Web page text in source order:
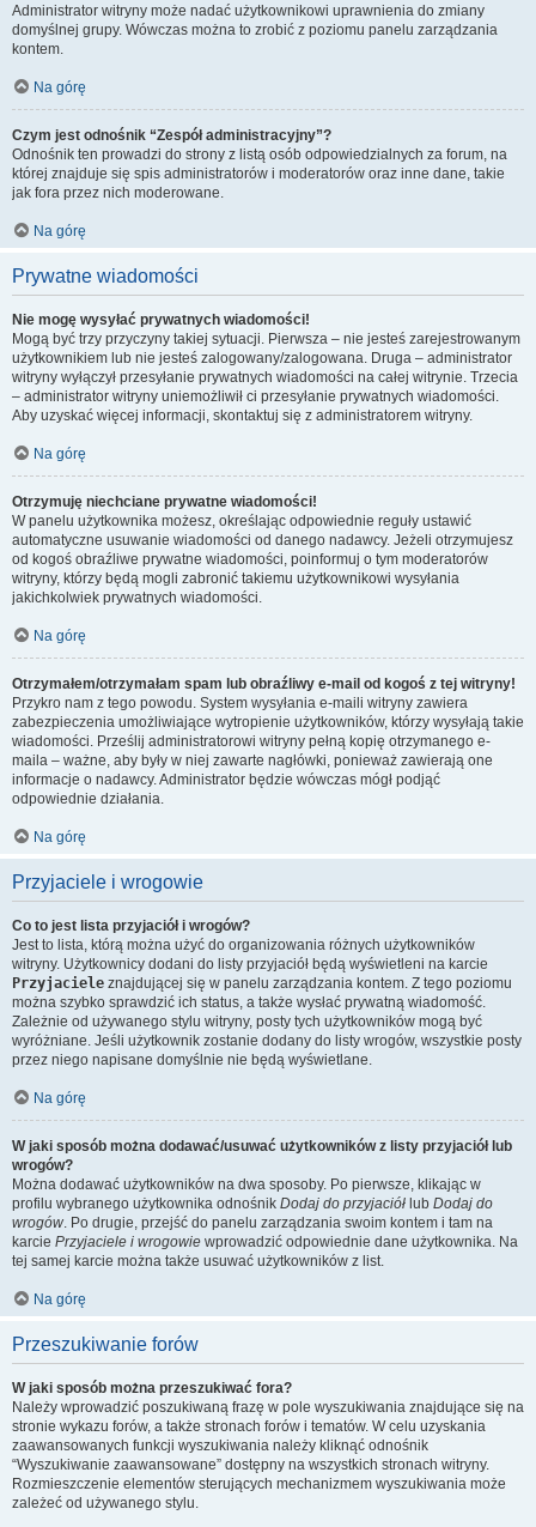
Administrator witryny może nadać użytkownikowi uprawnienia do zmiany
domyślnej grupy. Wówczas można to zrobić z poziomu panelu zarządzania
kontem.
Na górę
Czym jest odnośnik “Zespół administracyjny”?
Odnośnik ten prowadzi do strony z listą osób odpowiedzialnych za forum, na
której znajduje się spis administratorów i moderatorów oraz inne dane, takie
jak fora przez nich moderowane.
Na górę
Prywatne wiadomości
Nie mogę wysyłać prywatnych wiadomości!
Mogą być trzy przyczyny takiej sytuacji. Pierwsza – nie jesteś zarejestrowanym
użytkownikiem lub nie jesteś zalogowany/zalogowana. Druga – administrator
witryny wyłączył przesyłanie prywatnych wiadomości na całej witrynie. Trzecia
– administrator witryny uniemożliwił ci przesyłanie prywatnych wiadomości.
Aby uzyskać więcej informacji, skontaktuj się z administratorem witryny.
Na górę
Otrzymuję niechciane prywatne wiadomości!
W panelu użytkownika możesz, określając odpowiednie reguły ustawić
automatyczne usuwanie wiadomości od danego nadawcy. Jeżeli otrzymujesz
od kogoś obraźliwe prywatne wiadomości, poinformuj o tym moderatorów
witryny, którzy będą mogli zabronić takiemu użytkownikowi wysyłania
jakichkolwiek prywatnych wiadomości.
Na górę
Otrzymałem/otrzymałam spam lub obraźliwy e-mail od kogoś z tej witryny!
Przykro nam z tego powodu. System wysyłania e-maili witryny zawiera
zabezpieczenia umożliwiające wytropienie użytkowników, którzy wysyłają takie
wiadomości. Prześlij administratorowi witryny pełną kopię otrzymanego e-
maila – ważne, aby były w niej zawarte nagłówki, ponieważ zawierają one
informacje o nadawcy. Administrator będzie wówczas mógł podjąć
odpowiednie działania.
Na górę
Przyjaciele i wrogowie
Co to jest lista przyjaciół i wrogów?
Jest to lista, którą można użyć do organizowania różnych użytkowników
witryny. Użytkownicy dodani do listy przyjaciół będą wyświetleni na karcie
Przyjaciele znajdującej się w panelu zarządzania kontem. Z tego poziomu
można szybko sprawdzić ich status, a także wysłać prywatną wiadomość.
Zależnie od używanego stylu witryny, posty tych użytkowników mogą być
wyróżniane. Jeśli użytkownik zostanie dodany do listy wrogów, wszystkie posty
przez niego napisane domyślnie nie będą wyświetlane.
Na górę
W jaki sposób można dodawać/usuwać użytkowników z listy przyjaciół lub
wrogów?
Można dodawać użytkowników na dwa sposoby. Po pierwsze, klikając w
profilu wybranego użytkownika odnośnik Dodaj do przyjaciół lub Dodaj do
wrogów. Po drugie, przejść do panelu zarządzania swoim kontem i tam na
karcie Przyjaciele i wrogowie wprowadzić odpowiednie dane użytkownika. Na
tej samej karcie można także usuwać użytkowników z list.
Na górę
Przeszukiwanie forów
W jaki sposób można przeszukiwać fora?
Należy wprowadzić poszukiwaną frazę w pole wyszukiwania znajdujące się na
stronie wykazu forów, a także stronach forów i tematów. W celu uzyskania
zaawansowanych funkcji wyszukiwania należy kliknąć odnośnik
“Wyszukiwanie zaawansowane” dostępny na wszystkich stronach witryny.
Rozmieszczenie elementów sterujących mechanizmem wyszukiwania może
zależeć od używanego stylu.